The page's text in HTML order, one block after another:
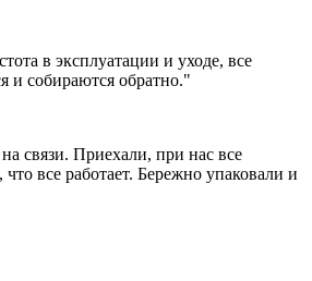
в эксплуатации и уходе, все
и собираются обратно."
связи. Приехали, при нас все
все работает. Бережно упаковали и